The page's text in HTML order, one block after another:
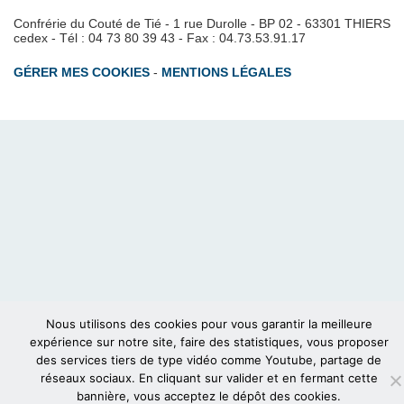
Confrérie du Couté de Tié - 1 rue Durolle - BP 02 - 63301 THIERS
cedex - Tél : 04 73 80 39 43 - Fax : 04.73.53.91.17
GÉRER MES COOKIES - MENTIONS LÉGALES
Nous utilisons des cookies pour vous garantir la meilleure
expérience sur notre site, faire des statistiques, vous proposer
des services tiers de type vidéo comme Youtube, partage de
réseaux sociaux. En cliquant sur valider et en fermant cette
bannière, vous acceptez le dépôt des cookies.